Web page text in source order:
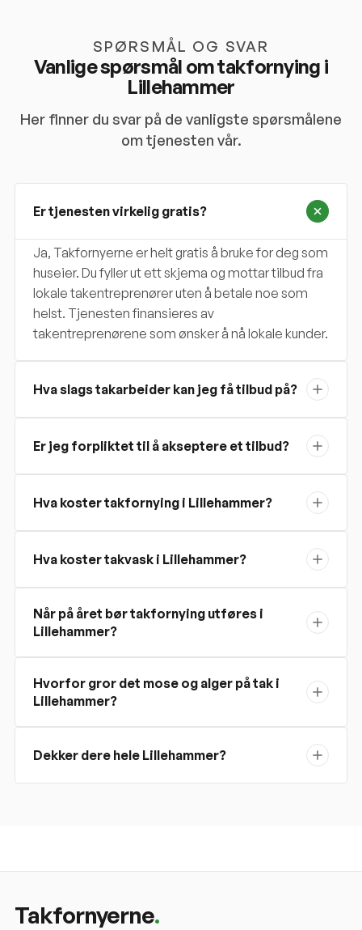
SPØRSMÅL OG SVAR
Vanlige spørsmål om takfornying i
Lillehammer
Her finner du svar på de vanligste spørsmålene
om tjenesten vår.
Er tjenesten virkelig gratis?
Ja, Takfornyerne er helt gratis å bruke for deg som
huseier. Du fyller ut ett skjema og mottar tilbud fra
lokale takentreprenører uten å betale noe som
helst. Tjenesten finansieres av
takentreprenørene som ønsker å nå lokale kunder.
Hva slags takarbeider kan jeg få tilbud på?
Er jeg forpliktet til å akseptere et tilbud?
Hva koster takfornying i Lillehammer?
Hva koster takvask i Lillehammer?
Når på året bør takfornying utføres i
Lillehammer?
Hvorfor gror det mose og alger på tak i
Lillehammer?
Dekker dere hele Lillehammer?
Takfornyerne.